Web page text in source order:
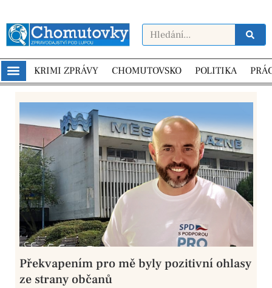
KRIMI ZPRÁVY CHOMUTOVSKO POLITIKA
Překvapením pro mě byly pozitivní ohlasy
ze strany občanů